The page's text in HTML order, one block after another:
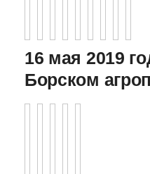
16 мая 2019
Борском